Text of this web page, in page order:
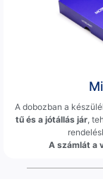
A dobozban a
tű és a jótállás jár,
A számlát a